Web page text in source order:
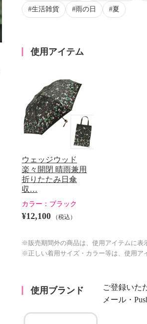
生活雑貨 雨の日 夏
使用アイテム
ウェッジウッド
楽々開閉 晴雨兼用
折りたたみ日傘
収…
カラー： ブラック
¥12,100 （税込）
※販売期間外の商品は、使用アイテムに表
※正しい着用サイズ・カラー等は、使用ア
使用ブランド
ご登録いた
メール・